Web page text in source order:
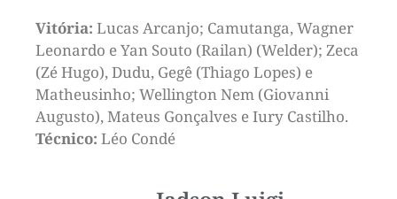
Vitória: Lucas Arcanjo; Camutanga, Wagner
Leonardo e Yan Souto (Railan) (Welder); Zeca
(Zé Hugo), Dudu, Gegê (Thiago Lopes) e
Matheusinho; Wellington Nem (Giovanni
Augusto), Mateus Gonçalves e Iury Castilho.
Técnico: Léo Condé